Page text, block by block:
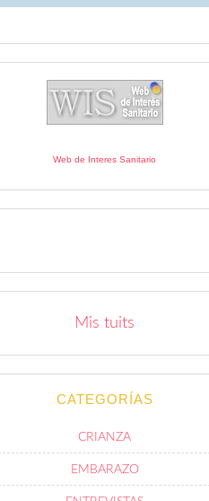
Web de Interes Sanitario
Mis tuits
CATEGORÍAS
CRIANZA
EMBARAZO